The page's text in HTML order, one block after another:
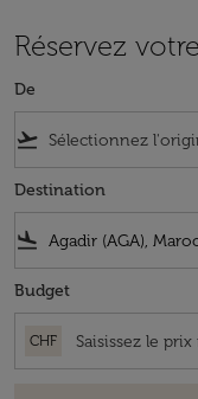
Réservez
De
flight_takeoff
Destination
flight_land
Budget
CHF